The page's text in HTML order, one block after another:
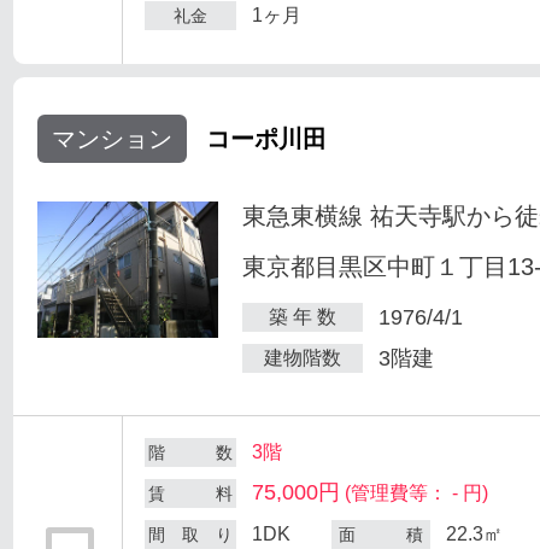
礼金 1ヶ月
マンション コーポ川田
東急東横線 祐天寺駅から
東京都目黒区中町１丁目
築 年 数 1976/4/1
建物階数 3階建
階 数 3階
賃 料 75,000円 (管理費等： - 円)
間 取 り 1DK 面 積 22.3㎡